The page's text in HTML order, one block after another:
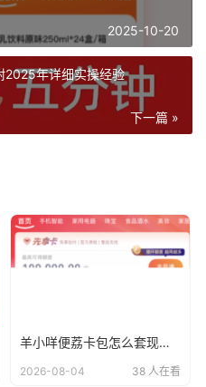
2025-10-20
2025年详细实操经验
下一篇 »
羊小咩便荔卡包怎么套现提现？2026年最新回收商家解析 + 全流程指南
2026-08-04 38 人在看